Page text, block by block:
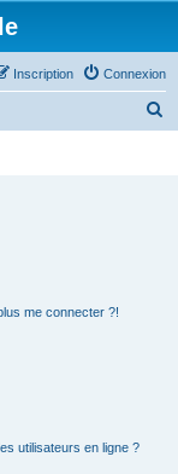
Connexion
Inscription
me connecter ?!
utilisateurs en ligne ?